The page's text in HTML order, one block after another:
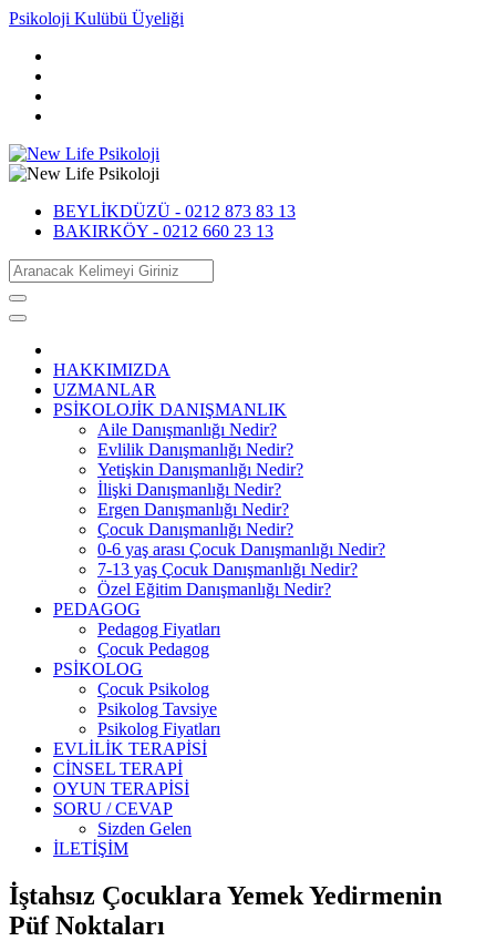
Psikoloji Kulübü Üyeliği
BEYLİKDÜZÜ - 0212 873 83 13
BAKIRKÖY - 0212 660 23 13
HAKKIMIZDA
UZMANLAR
PSİKOLOJİK DANIŞMANLIK
Aile Danışmanlığı Nedir?
Evlilik Danışmanlığı Nedir?
Yetişkin Danışmanlığı Nedir?
İlişki Danışmanlığı Nedir?
Ergen Danışmanlığı Nedir?
Çocuk Danışmanlığı Nedir?
0-6 yaş arası Çocuk Danışmanlığı Nedir?
7-13 yaş Çocuk Danışmanlığı Nedir?
Özel Eğitim Danışmanlığı Nedir?
PEDAGOG
Pedagog Fiyatları
Çocuk Pedagog
PSİKOLOG
Çocuk Psikolog
Psikolog Tavsiye
Psikolog Fiyatları
EVLİLİK TERAPİSİ
CİNSEL TERAPİ
OYUN TERAPİSİ
SORU / CEVAP
Sizden Gelen
İLETİŞİM
İştahsız Çocuklara Yemek Yedirmenin
Püf Noktaları